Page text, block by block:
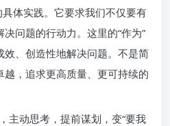
具体实践。它要求我们不仅要有
问题的行动力。这里的“作为”
、创造性地解决问题。不是简
，追求更高质量、更可持续的
主动思考，提前谋划，变“要我